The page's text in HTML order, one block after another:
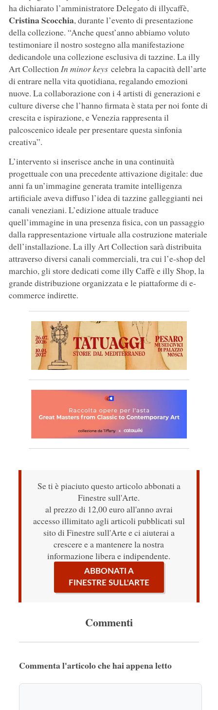
ha dichiarato l’amministratore Delegato di illycaffè,
CristinaScocchia, durante l’evento di presentazione
della collezione. “Anche quest’anno abbiamo voluto
testimoniare il nostro sostegno alla manifestazione
dedicandole una collezione esclusiva di tazzine. La illy
Art CollectionIn minor keyscelebra la capacità dell’arte
di entrare nella vita quotidiana, regalando emozioni
nuove. La collaborazione con i 4 artisti di generazioni e
culture diverse che l’hanno firmata è stata per noi fonte di
crescita e ispirazione, e Venezia rappresenta il
palcoscenico ideale per presentare questa sinfonia
creativa”.
L’intervento si inserisce anche in una continuità
progettuale con una precedente attivazione digitale: due
anni fa un’immagine generata tramite intelligenza
artificiale aveva diffuso l’idea di tazzine galleggianti nei
canali veneziani. L’edizione attuale traduce
quell’immagine in una presenza fisica, con un passaggio
dalla rappresentazione virtuale alla costruzione materiale
dell’installazione. La illy Art Collection sarà distribuita
attraverso diversi canali commerciali, tra cui l’e-shop del
marchio, gli store dedicati come illy Caffè e illy Shop, la
grande distribuzione organizzata e le piattaforme di e-
commerce indirette.
Se ti è piaciuto questo articolo abbonati a
Finestre sull'Arte.
al prezzo di 12,00 euro all'anno avrai
accesso illimitato agli articoli pubblicati sul
sito di Finestre sull'Arte e ci aiuterai a
crescere e a mantenere la nostra
informazione libera e indipendente.
ABBONATI A
FINESTRE SULL'ARTE
Commenti
Commenta l'articolo che hai appena letto